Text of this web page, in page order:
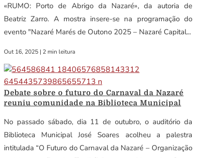
«RUMO: Porto de Abrigo da Nazaré», da autoria de
Beatriz Zarro. A mostra insere-se na programação do
evento "Nazaré Marés de Outono 2025 – Nazaré Capital...
Out 16, 2025 | 2 min leitura
Debate sobre o futuro do Carnaval da Nazaré
reuniu comunidade na Biblioteca Municipal
No passado sábado, dia 11 de outubro, o auditório da
Biblioteca Municipal José Soares acolheu a palestra
intitulada “O Futuro do Carnaval da Nazaré – Organização